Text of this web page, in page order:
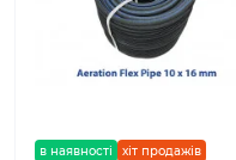
в наявності
хіт продажів